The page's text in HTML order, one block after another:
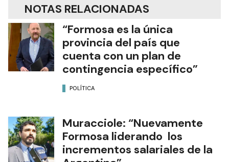
NOTAS RELACIONADAS
“Formosa es la única
provincia del país que
cuenta con un plan de
contingencia específico”
POLÍTICA
Muracciole: “Nuevamente
Formosa liderando los
incrementos salariales de la